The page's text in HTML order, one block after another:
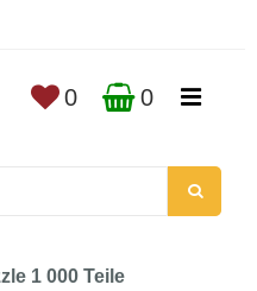
0 0
1 000 Teile